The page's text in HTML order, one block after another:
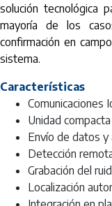
solución tecnológica
mayoría de los
confirmación en
sistema.
Características
Comunicaciones
Unidad
Envío de datos y
Detección
Grabación del
Localización